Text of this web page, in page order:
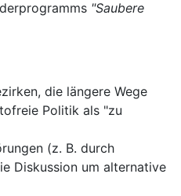
"Saubere
die längere Wege
Politik als "zu
(z. B. durch
Diskussion um alternative